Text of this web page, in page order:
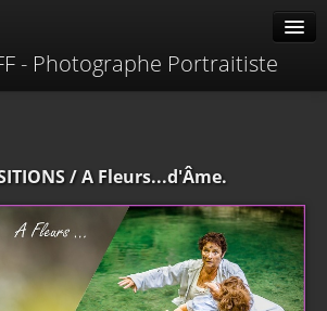
- Photographe Portraitiste
/ A Fleurs...d'Âme.